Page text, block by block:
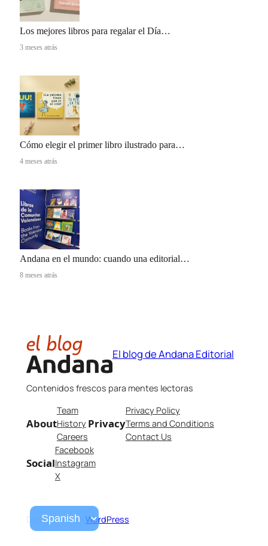
Los mejores libros para regalar el Día…
3 meses atrás
Cómo elegir el primer libro ilustrado para…
4 meses atrás
Andana en el mundo: cuando una editorial…
8 meses atrás
El blog de Andana Editorial
Contenidos frescos para mentes lectoras
About
Team
History
Careers
Privacy
Privacy Policy
Terms and Conditions
Contact Us
Social
Facebook
Instagram
X
Designed with WordPress